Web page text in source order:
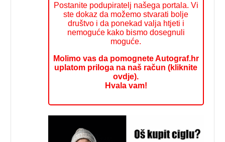
Postanite podupiratelj našega portala. Vi
ste dokaz da možemo stvarati bolje
društvo i da ponekad valja htjeti i
nemoguće kako bismo dosegnuli
moguće.
Molimo vas da pomognete Autograf.hr
uplatom priloga na naš račun (kliknite
ovdje).
Hvala vam!